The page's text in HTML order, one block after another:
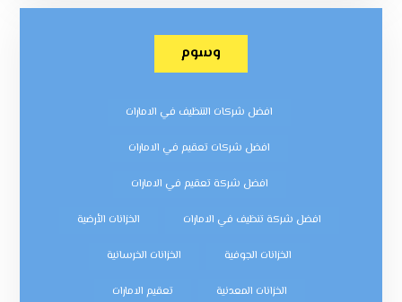
وسوم
افضل شركات التنظيف في الامارات
افضل شركات تعقيم في الامارات
افضل شركة تعقيم في الامارات
افضل شركة تنظيف في الامارات الخزانات الأرضية
الخزانات الجوفية الخزانات الخرسانية
الخزانات المعدنية تعقيم الامارات